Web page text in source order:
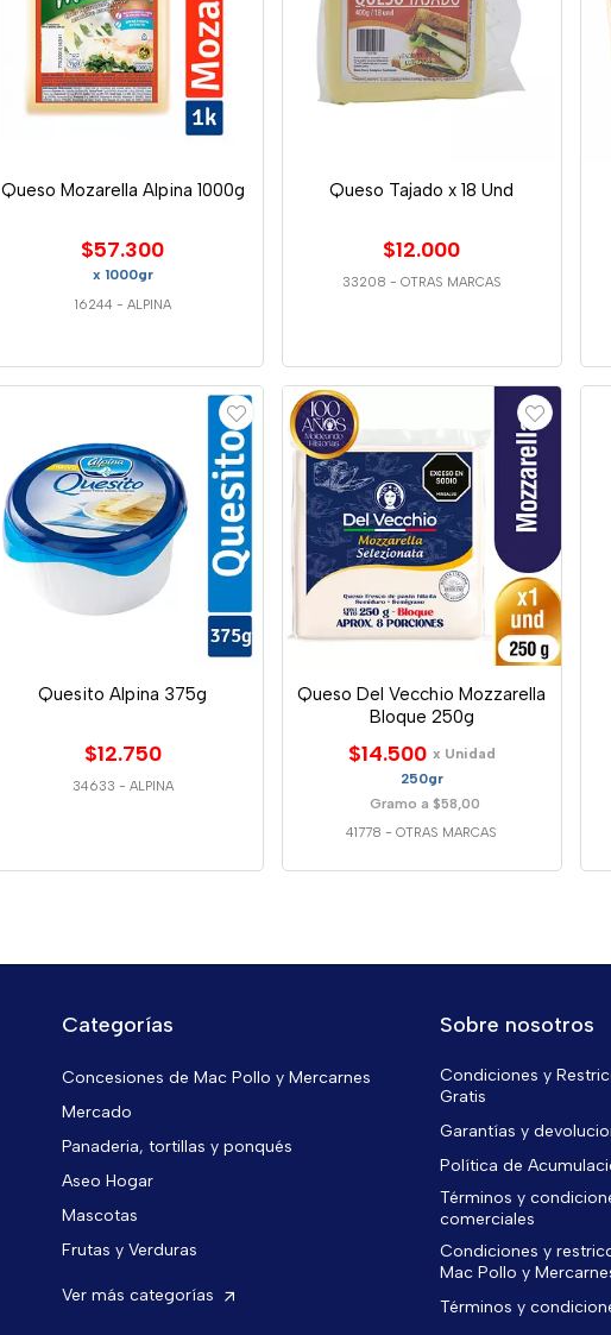
Queso Mozarella Alpina 1000g
$57.300
x 1000gr
16244 - ALPINA
Queso Tajado x 18 Und
$12.000
33208 - OTRAS MARCAS
Quesito Alpina 375g
$12.750
34633 - ALPINA
Queso Del Vecchio Mozzarella
Bloque 250g
$14.500 x Unidad
250gr
Gramo a $58,00
41778 -OTRAS MARCAS
Categorías
Concesiones de Mac Pollo y Mercarnes
Mercado
Panaderia, tortillas y ponqués
Aseo Hogar
Mascotas
Frutas y Verduras
Ver más categorías
Sobre nosotros
Condiciones y
Gratis
Garantías y
Política de
Términos y
comerciales
Condiciones y
Mac Pollo y
Términos y